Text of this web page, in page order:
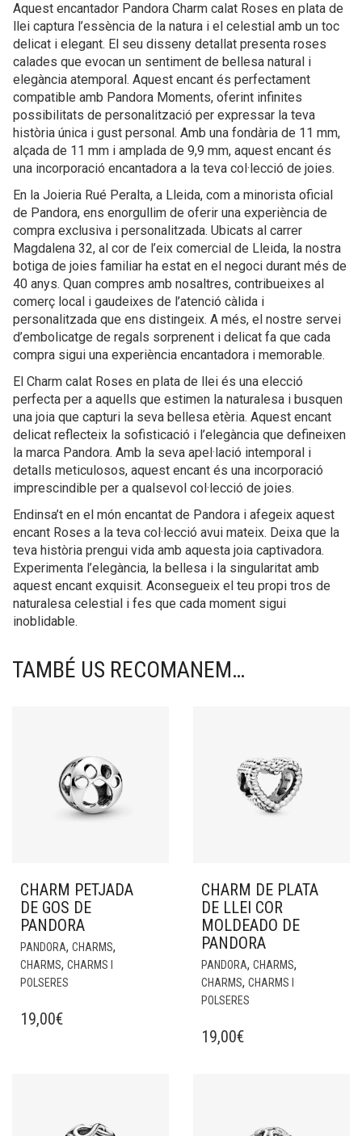
Aquest encantador Pandora Charm calat Roses en plata de
llei captura l’essència de la natura i el celestial amb un toc
delicat i elegant. El seu disseny detallat presenta roses
calades que evocan un sentiment de bellesa natural i
elegància atemporal. Aquest encant és perfectament
compatible amb Pandora Moments, oferint infinites
possibilitats de personalització per expressar la teva
història única i gust personal. Amb una fondària de 11 mm,
alçada de 11 mm i amplada de 9,9 mm, aquest encant és
una incorporació encantadora a la teva col·lecció de joies.
En la Joieria Rué Peralta, a Lleida, com a minorista oficial
de Pandora, ens enorgullim de oferir una experiència de
compra exclusiva i personalitzada. Ubicats al carrer
Magdalena 32, al cor de l’eix comercial de Lleida, la nostra
botiga de joies familiar ha estat en el negoci durant més de
40 anys. Quan compres amb nosaltres, contribueixes al
comerç local i gaudeixes de l’atenció càlida i
personalitzada que ens distingeix. A més, el nostre servei
d’embolicatge de regals sorprenent i delicat fa que cada
compra sigui una experiència encantadora i memorable.
El Charm calat Roses en plata de llei és una elecció
perfecta per a aquells que estimen la naturalesa i busquen
una joia que capturi la seva bellesa etèria. Aquest encant
delicat reflecteix la sofisticació i l’elegància que defineixen
la marca Pandora. Amb la seva apel·lació intemporal i
detalls meticulosos, aquest encant és una incorporació
imprescindible per a qualsevol col·lecció de joies.
Endinsa’t en el món encantat de Pandora i afegeix aquest
encant Roses a la teva col·lecció avui mateix. Deixa que la
teva història prengui vida amb aquesta joia captivadora.
Experimenta l’elegància, la bellesa i la singularitat amb
aquest encant exquisit. Aconsegueix el teu propi tros de
naturalesa celestial i fes que cada moment sigui
inoblidable.
TAMBÉ US RECOMANEM…
CHARM PETJADA
DE GOS DE
PANDORA
PANDORA, CHARMS,
CHARMS, CHARMS I
POLSERES
19,00€
CHARM DE PLATA
DE LLEI COR
MOLDEADO DE
PANDORA
PANDORA, CHARMS,
CHARMS, CHARMS I
POLSERES
19,00€